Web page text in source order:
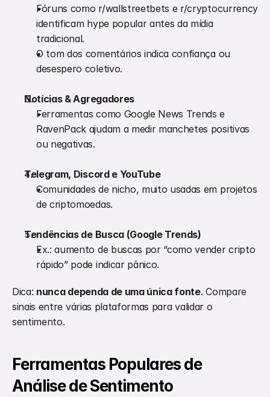
Fóruns como r/wallstreetbets e r/cryptocurrency
identificam hype popular antes da mídia
tradicional.
O tom dos comentários indica confiança ou
desespero coletivo.
Notícias & Agregadores
Ferramentas como Google News Trends e
RavenPack ajudam a medir manchetes positivas
ou negativas.
Telegram, Discord e YouTube
Comunidades de nicho, muito usadas em projetos
de criptomoedas.
Tendências de Busca (Google Trends)
Ex.: aumento de buscas por “como vender cripto
rápido” pode indicar pânico.
Dica: nunca dependa de uma única fonte. Compare
sinais entre várias plataformas para validar o
sentimento.
Ferramentas Populares de
Análise de Sentimento